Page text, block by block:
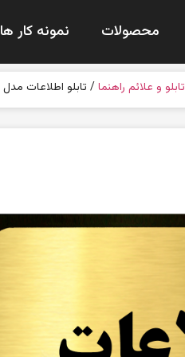
محصولات نمونه کار ها
تابلو و علائم راهنما/ تابلو اطلاعات مدل SI053